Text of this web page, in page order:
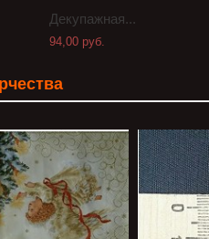
Декупажная...
94,00 руб.